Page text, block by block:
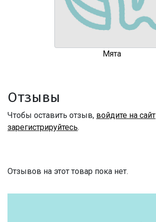
Мята
Отзывы
Чтобы оставить отзыв, войдите на сайт
зарегистрируйтесь.
Отзывов на этот товар пока нет.